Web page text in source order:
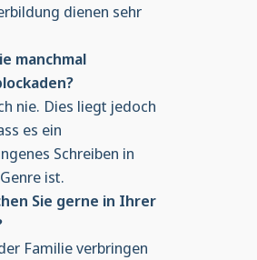
dienen sehr
manchmal
nie. Dies liegt jedoch
es ein
Schreiben in
ist.
Sie gerne in Ihrer
Familie verbringen